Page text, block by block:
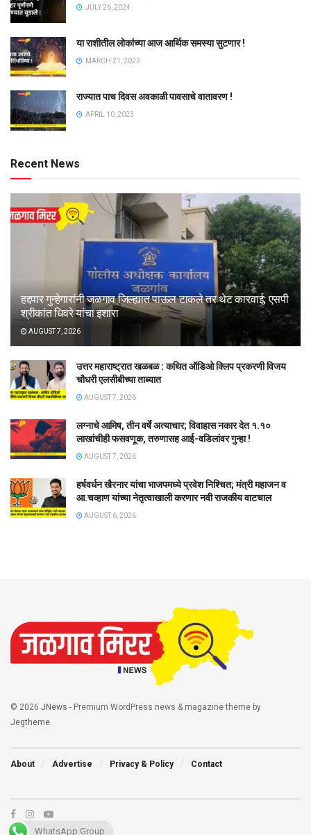
JULY 26, 2024
या राशीतील लोकांच्या आज आर्थिक समस्या सुटणार !
MARCH 21, 2023
राज्यात पाच दिवस अवकाळी पावसाचे वातावरण !
APRIL 10, 2023
Recent News
हद्दपार गुन्हेगारांनी जळगाव जिल्ह्यात पाऊल टाकले तर थेट कारवाई; एसपी
श्रीकांत धिवरे यांचा इशारा
AUGUST 7, 2026
उत्तर महाराष्ट्रात खळबळ : कथित ऑडिओ क्लिप प्रकरणी विजय
चौधरी एलसीबीच्या ताब्यात
AUGUST 7, 2026
लग्नाचे आमिष, तीन वर्षे अत्याचार; विवाहास नकार देत १.१०
लाखांचीही फसवणूक, तरुणासह आई-वडिलांवर गुन्हा !
AUGUST 7, 2026
हर्षवर्धन खैरनार यांचा भाजपमध्ये प्रवेश निश्चित; मंत्री महाजन व
आ.चव्हाण यांच्या नेतृत्वाखाली करणार नवी राजकीय वाटचाल
AUGUST 6, 2026
© 2026 JNews - Premium WordPress news & magazine theme by
Jegtheme
About Advertise Privacy & Policy Contact
WhatsApp Group